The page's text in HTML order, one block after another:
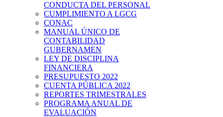
CONDUCTA DEL PERSONAL
CUMPLIMIENTO A LGCG
CONAC
MANUAL ÚNICO DE
CONTABILIDAD
GUBERNAMEN
LEY DE DISCIPLINA
FINANCIERA
PRESUPUESTO 2022
CUENTA PÚBLICA 2022
REPORTES TRIMESTRALES
PROGRAMA ANUAL DE
EVALUACIÓN